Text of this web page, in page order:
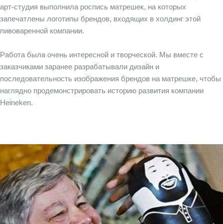
арт-студия выполнила роспись матрешек, на которых
запечатлены логотипы брендов, входящих в холдинг этой
пивоваренной компании.
Работа была очень интересной и творческой. Мы вместе с
заказчиками заранее разрабатывали дизайн и
последовательность изображения брендов на матрешке, чтобы
наглядно продемонстрировать историю развития компании
Heineken.